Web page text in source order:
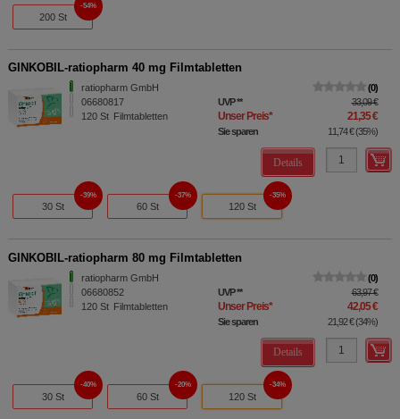
200 St
54%
GINKOBIL-ratiopharm 40 mg Filmtabletten
ratiopharm GmbH
06680817
120 St Filmtabletten
0
UVP** 33,09 €
Unser Preis* 21,35 €
Sie sparen 11,74 €(35%)
Details
30 St
39%
60 St
37%
120 St
35%
GINKOBIL-ratiopharm 80 mg Filmtabletten
ratiopharm GmbH
06680852
120 St Filmtabletten
0
UVP** 63,97 €
Unser Preis* 42,05 €
Sie sparen 21,92 €(34%)
Details
30 St
40%
60 St
20%
120 St
34%